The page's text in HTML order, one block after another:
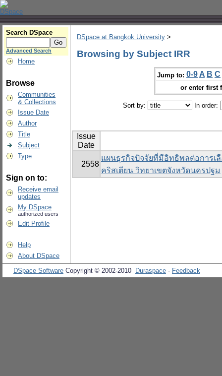
Search DSpace
Advanced Search
Home
Browse
Communities
& Collections
Issue Date
Author
Title
Subject
Type
Sign on to:
Receive email
updates
My DSpace
authorized users
Edit Profile
Help
About DSpace
DSpace at Bangkok University >
Browsing by Subject IRR
Jump to: 0-9 A B C
or enter first
Sort by: In order:
Issue
Date
2558
แผนธุรกิจปัจจัยที่มีอิทธิพลต่อการเ
คริสเตียน วิทยาเขตจังหวัดนครปฐม
DSpace Software Copyright © 2002-2010 Duraspace - Feedback